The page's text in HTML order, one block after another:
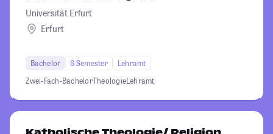
Universität Erfurt
Erfurt
Bachelor 6 Semester
Lehramt
Zwei-Fach-BachelorTheologieLehramt